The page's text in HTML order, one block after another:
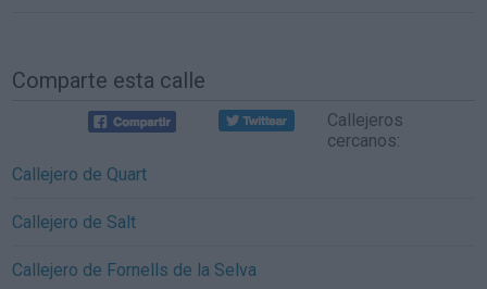
Comparte esta calle
Callejeros
cercanos:
Callejero de Quart
Callejero de Salt
Callejero de Fornells de la Selva